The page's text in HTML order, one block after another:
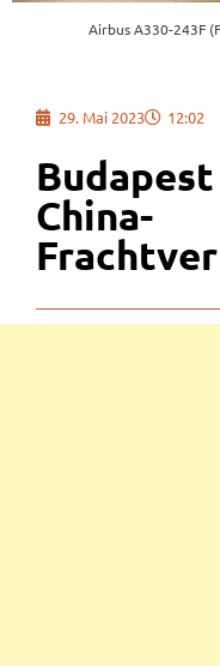
Airbus A330-243F
29. Mai 2023 12:02
China-